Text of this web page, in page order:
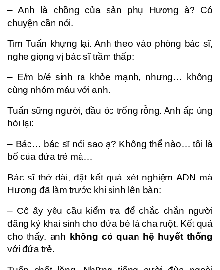
– Anh là chồng của sản phụ Hương à? Có
chuyện cần nói.
Tim Tuấn khựng lại. Anh theo vào phòng bác sĩ,
nghe giọng vị bác sĩ trầm thấp:
– E/m b/é sinh ra khỏe mạnh, nhưng… không
cùng nhóm máu với anh.
Tuấn sững người, đầu óc trống rỗng. Anh ấp úng
hỏi lại:
– Bác… bác sĩ nói sao ạ? Không thể nào… tôi là
bố của đứa trẻ mà…
Bác sĩ thở dài, đặt kết quả xét nghiệm ADN mà
Hương đã làm trước khi sinh lên bàn:
– Cô ấy yêu cầu kiểm tra để chắc chắn người
đăng ký khai sinh cho đứa bé là cha ruột. Kết quả
cho thấy, anh không có quan hệ huyết thống
với đứa trẻ.